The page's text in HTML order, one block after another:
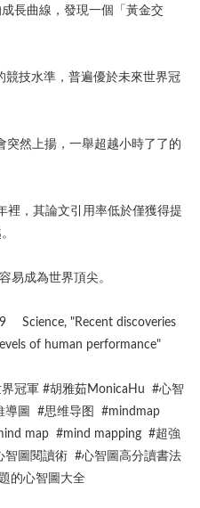
長曲線，發現一個「黃金交
競技水準，普遍優於未來世界冠
突然上揚，一舉超越小時了了的
裡，其論文引用率低於僅獲得提
易成為世界頂尖。
Science, "Recent discoveries
of human performance"
冠軍 #胡雅茹MonicaHu #心智
導圖 #思维导图 #mindmap
map #mind mapping #超強
圖閱讀術 #心智圖高分讀書法
的心智圖大全